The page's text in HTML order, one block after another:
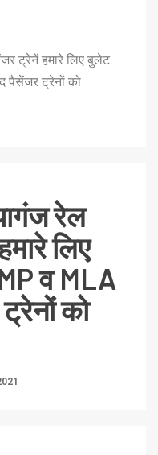
ट्रेनें हमारे लिए बुलेट
पैसेंजर ट्रेनों को
रेल
लिए
व MLA
को